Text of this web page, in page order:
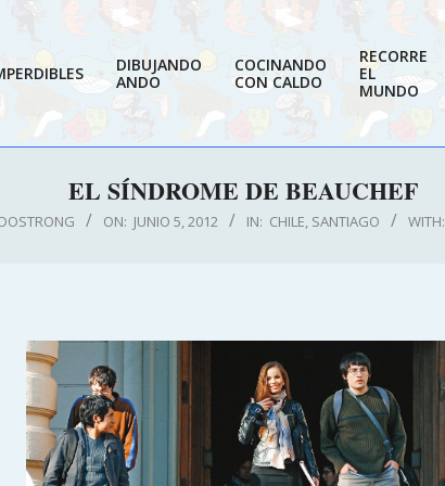
DIBUJANDO
ANDO
COCINANDO
CON CALDO
RECORRE
EL
MUNDO
EL SÍNDROME DE BEAUCHEF
ON: JUNIO 5, 2012 IN: CHILE, SANTIAGO WITH: